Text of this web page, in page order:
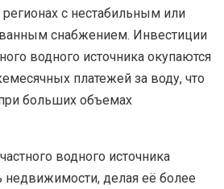
с нестабильным или
снабжением. Инвестиции
водного источника окупаются
платежей за воду, что
больших объемах
водного источника
делая её более